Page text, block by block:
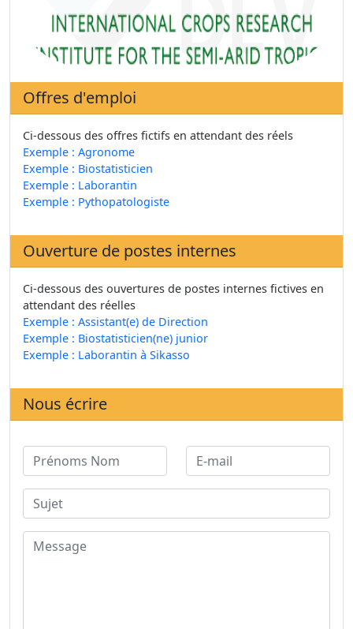
Offres d'emploi
Ci-dessous des offres fictifs en attendant des réels
Exemple : Agronome
Exemple : Biostatisticien
Exemple : Laborantin
Exemple : Pythopatologiste
Ouverture de postes internes
Ci-dessous des ouvertures de postes internes fictives en
attendant des réelles
Exemple : Assistant(e) de Direction
Exemple : Biostatisticien(ne) junior
Exemple : Laborantin à Sikasso
Nous écrire